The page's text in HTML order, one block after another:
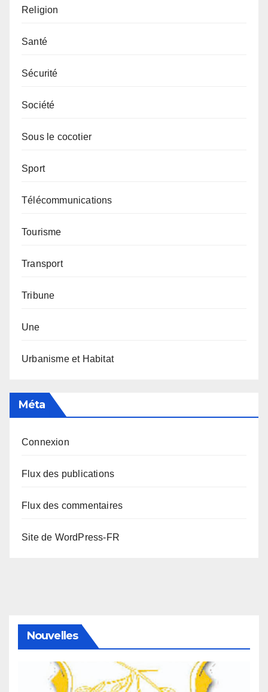
Religion
Santé
Sécurité
Société
Sous le cocotier
Sport
Télécommunications
Tourisme
Transport
Tribune
Une
Urbanisme et Habitat
Méta
Connexion
Flux des publications
Flux des commentaires
Site de WordPress-FR
Nouvelles